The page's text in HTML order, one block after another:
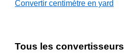
Convertir centimètre en yard
Tous les convertisseurs